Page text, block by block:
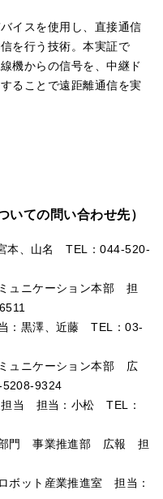
イスを使用し、直接通信
を行う技術。本実証で
機からの信号を、中継ド
ることで遠距離通信を実
いての問い合わせ先）
本、山名 TEL：044-520-
ュニケーション本部 担
：黒澤、近藤 TEL：03-
ュニケーション本部 広
9324
担当 担当：小松 TEL：
部門 事業推進部 広報 担
ット産業推進室 担当：